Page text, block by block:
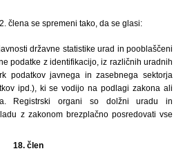
člena se spremeni tako, da se glasi:
državne statistike urad in pooblaščeni
podatke z identifikacijo, iz različnih uradnih
podatkov javnega in zasebnega sektorja
ipd.), ki se vodijo na podlagi zakona ali
Registrski organi so dolžni uradu in
z zakonom brezplačno posredovati vse
18. člen